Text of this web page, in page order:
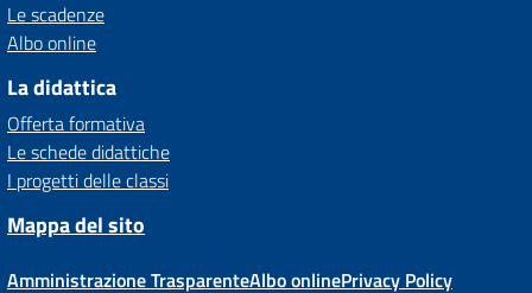
Le scadenze
Albo online
La didattica
Offerta formativa
Le schede didattiche
I progetti delle classi
Mappa del sito
Amministrazione TrasparenteAlbo onlinePrivacy Policy